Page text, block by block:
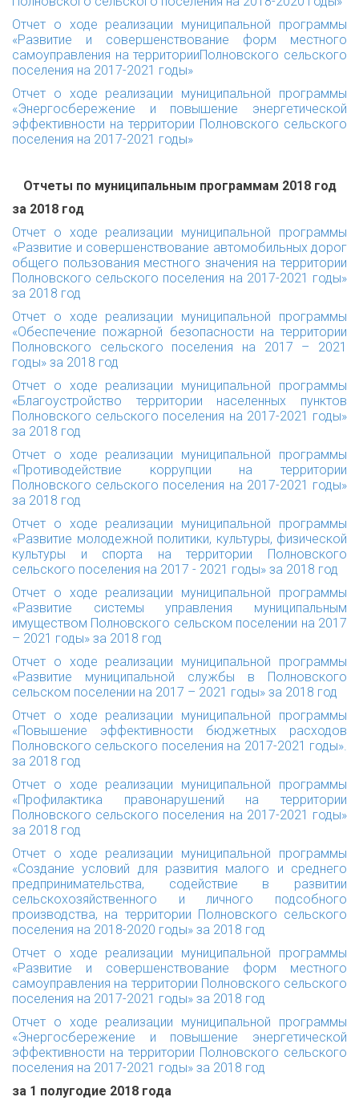
Отчет о ходе реализации муниципальной программы
«Развитие и совершенствование форм местного
самоуправления на территорииПолновского сельского
поселения на 2017-2021 годы»
Отчет о ходе реализации муниципальной программы
«Энергосбережение и повышение энергетической
эффективности на территории Полновского сельского
поселения на 2017-2021 годы»
Отчеты по муниципальным программам 2018 год
за 2018 год
Отчет о ходе реализации муниципальной программы
«Развитие и совершенствование автомобильных дорог
общего пользования местного значения на территории
Полновского сельского поселения на 2017-2021 годы»
за 2018 год
Отчет о ходе реализации муниципальной программы
«Обеспечение пожарной безопасности на территории
Полновского сельского поселения на 2017 – 2021
годы» за 2018 год
Отчет о ходе реализации муниципальной программы
«Благоустройство территории населенных пунктов
Полновского сельского поселения на 2017-2021 годы»
за 2018 год
Отчет о ходе реализации муниципальной программы
«Противодействие коррупции на территории
Полновского сельского поселения на 2017-2021 годы»
за 2018 год
Отчет о ходе реализации муниципальной программы
«Развитие молодежной политики, культуры, физической
культуры и спорта на территории Полновского
сельского поселения на 2017 - 2021 годы» за 2018 год
Отчет о ходе реализации муниципальной программы
«Развитие системы управления муниципальным
имуществом Полновского сельском поселении на 2017
– 2021 годы» за 2018 год
Отчет о ходе реализации муниципальной программы
«Развитие муниципальной службы в Полновского
сельском поселении на 2017 – 2021 годы» за 2018 год
Отчет о ходе реализации муниципальной программы
«Повышение эффективности бюджетных расходов
Полновского сельского поселения на 2017-2021 годы».
за 2018 год
Отчет о ходе реализации муниципальной программы
«Профилактика правонарушений на территории
Полновского сельского поселения на 2017-2021 годы»
за 2018 год
Отчет о ходе реализации муниципальной программы
«Создание условий для развития малого и среднего
предпринимательства, содействие в развитии
сельскохозяйственного и личного подсобного
производства, на территории Полновского сельского
поселения на 2018-2020 годы» за 2018 год
Отчет о ходе реализации муниципальной программы
«Развитие и совершенствование форм местного
самоуправления на территории Полновского сельского
поселения на 2017-2021 годы» за 2018 год
Отчет о ходе реализации муниципальной программы
«Энергосбережение и повышение энергетической
эффективности на территории Полновского сельского
поселения на 2017-2021 годы» за 2018 год
за 1 полугодие 2018 года